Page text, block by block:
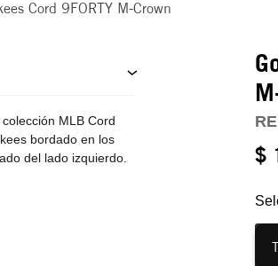
Cord 9FORTY M-Crown
MLB Cord
bordado en los
del lado izquierdo.
$